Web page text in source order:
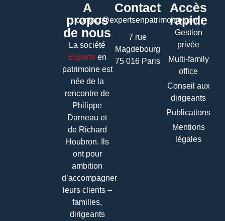
A
propos
de nous
La société
Expertsen
patrimoine est
née de la
rencontre de
Philippe
Darneau et
de Richard
Houbron. Ils
ont pour
ambition
d’accompagner
leurs clients –
familles,
dirigeants
Contact
contact@expertsenpatrimoine.com
7 rue
Magdebourg
75 016 Paris
Accès
rapide
Gestion
privée
Multi-family
office
Conseil aux
dirigeants
Publications
Mentions
légales